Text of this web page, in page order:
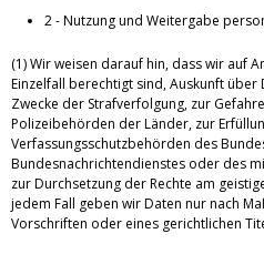
2 - Nutzung und Weitergabe
(1) Wir weisen darauf hin, dass wir auf
Einzelfall berechtigt sind, Auskunft
Zwecke der Strafverfolgung, zur
Polizeibehörden der Länder, zur
Verfassungsschutzbehörden des
Bundesnachrichtendienstes oder des
zur Durchsetzung der Rechte am
jedem Fall geben wir Daten nur nach
Vorschriften oder eines gerichtlichen